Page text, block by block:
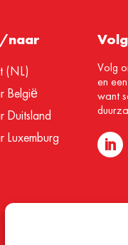
naar
(NL)
België
Duitsland
Volg
en
want